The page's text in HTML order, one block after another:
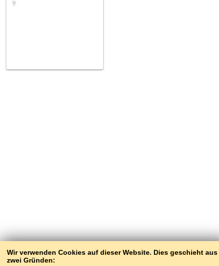
Wir verwenden Cookies auf dieser Website. Dies geschieht aus
zwei Gründen:
?